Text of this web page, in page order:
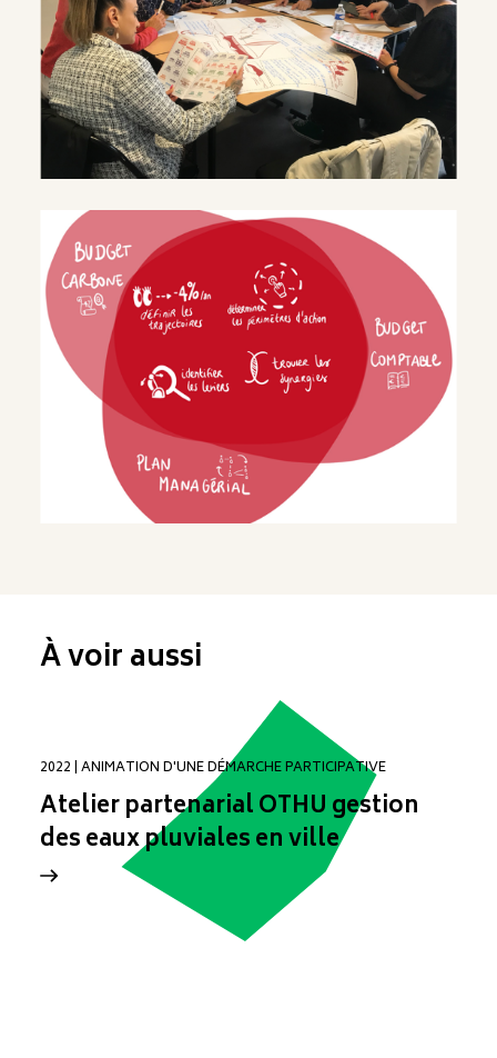
À voir aussi
2022 | ANIMATION D'UNE DÉMARCHE PARTICIPATIVE
Atelier partenarial OTHU gestion
des eaux pluviales en ville